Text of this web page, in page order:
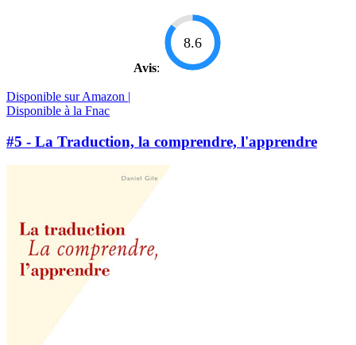
Avis:
8.6
Disponible sur Amazon |
Disponible à la Fnac
#5 - La Traduction, la comprendre, l'apprendre